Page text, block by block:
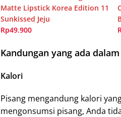
Matte Lipstick Korea Edition 11
Sunkissed Jeju
Rp49.900
Kandungan yang ada
Kalori
Pisang mengandung kalori
mengonsumsi pisang, Anda